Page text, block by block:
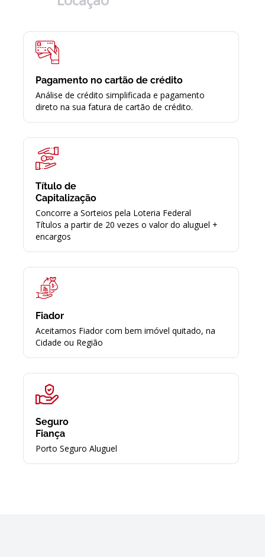
Pagamento no cartão de crédito
Análise de crédito simplificada e pagamento
direto na sua fatura de cartão de crédito.
Título de
Capitalização
Concorre a Sorteios pela Loteria Federal
Títulos a partir de 20 vezes o valor do aluguel +
encargos
Fiador
Aceitamos Fiador com bem imóvel quitado, na
Cidade ou Região
Seguro
Fiança
Porto Seguro Aluguel